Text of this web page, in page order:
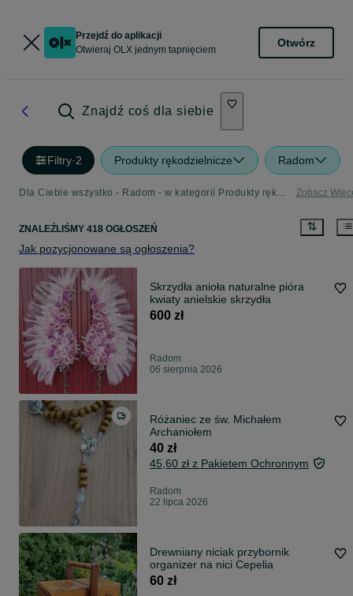
Przejdź do aplikacji
Otwieraj OLX jednym tapnięciem
Otwórz
Znajdź coś dla siebie
Filtry·2 Produkty rękodzielnicze Radom
Dla Ciebie wszystko - Radom - w kategorii Produkty rękodzielnicze Zobacz
ZNALEŹLIŚMY 418 OGŁOSZEŃ
Jak pozycjonowane są ogłoszenia?
Skrzydła anioła naturalne pióra
kwiaty anielskie skrzydła
600 zł
Radom
06 sierpnia 2026
Różaniec ze św. Michałem
Archaniołem
40 zł
45,60 zł z Pakietem Ochronnym
Radom
22 lipca 2026
Drewniany niciak przybornik
organizer na nici Cepelia
60 zł